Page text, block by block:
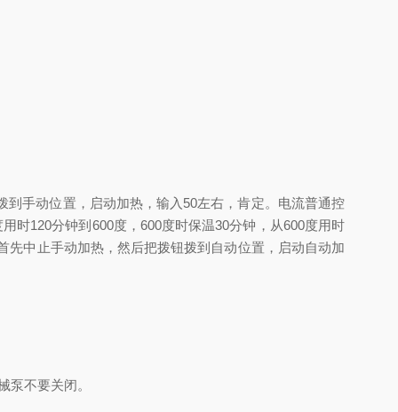
手动位置，启动加热，输入50左右，肯定。电流普通控
时120分钟到600度，600度时保温30分钟，从600度用时
先中止手动加热，然后把拨钮拨到自动位置，启动自动加
不要关闭。